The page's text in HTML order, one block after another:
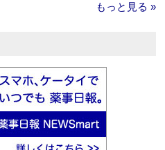
もっと見る »